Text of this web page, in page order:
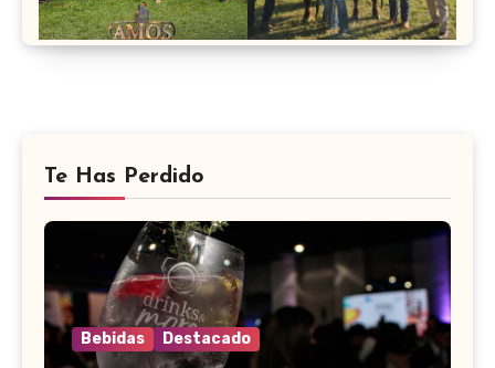
Te Has Perdido
Bebidas Destacado